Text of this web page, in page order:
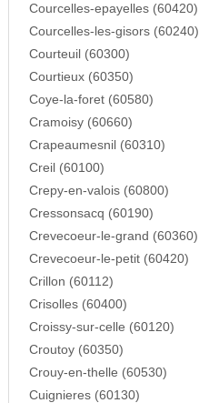
Courcelles-epayelles (60420)
Courcelles-les-gisors (60240)
Courteuil (60300)
Courtieux (60350)
Coye-la-foret (60580)
Cramoisy (60660)
Crapeaumesnil (60310)
Creil (60100)
Crepy-en-valois (60800)
Cressonsacq (60190)
Crevecoeur-le-grand (60360)
Crevecoeur-le-petit (60420)
Crillon (60112)
Crisolles (60400)
Croissy-sur-celle (60120)
Croutoy (60350)
Crouy-en-thelle (60530)
Cuignieres (60130)